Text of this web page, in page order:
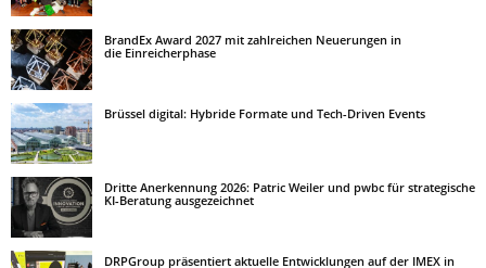
BrandEx Award 2027 mit zahlreichen Neuerungen in
die Einreicherphase
Brüssel digital: Hybride Formate und Tech-Driven Events
Dritte Anerkennung 2026: Patric Weiler und pwbc für strategische
KI-Beratung ausgezeichnet
DRPGroup präsentiert aktuelle Entwicklungen auf der IMEX in